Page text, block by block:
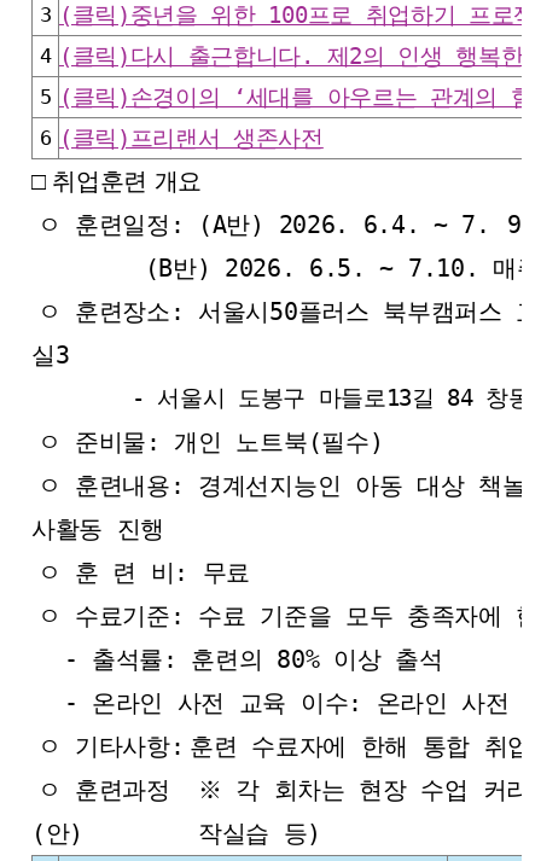
3 (클릭)중년을 위한 100프로 취업하기 프로젝
4 (클릭)다시 출근합니다. 제2의 인생 행복한
5 (클릭)손경이의 ‘세대를 아우르는 관계의 힘
6 (클릭)프리랜서 생존사전
□ 취업훈련 개요
ㅇ 훈련일정: (A반) 2026. 6.4. ~ 7.
9.
(B반) 2026. 6.5. ~ 7.10. 매
ㅇ 훈련장소: 서울시50플러스 북부캠퍼스
실3
- 서울시 도봉구 마들로13길 84 창
ㅇ 준비물: 개인 노트북(필수)
ㅇ 훈련내용: 경계선지능인 아동 대상 책
사활동 진행
ㅇ 훈 련 비: 무료
ㅇ 수료기준: 수료 기준을 모두 충족자에
- 출석률: 훈련의 80% 이상 출석
- 온라인 사전 교육 이수: 온라인 사전
ㅇ 기타사항: 훈련 수료자에 한해 통합 취업
ㅇ 훈련과정
(안)
※
각 회차는 현장 수업 커리
작실습 등)